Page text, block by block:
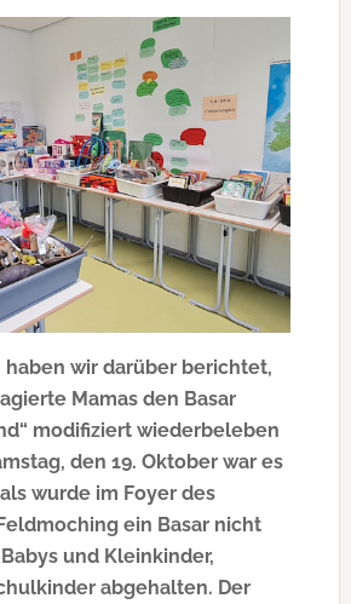
haben wir darüber berichtet,
Mamas den Basar
modifiziert wiederbeleben
den 19. Oktober war es
wurde im Foyer des
ein Basar nicht
und Kleinkinder,
abgehalten. Der